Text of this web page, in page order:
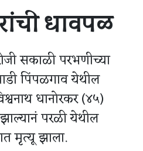
धावपळ
सकाळी परभणीच्या
पिंपळगाव येथील
धानोरकर (४५)
परळी येथील
मृत्यू झाला.